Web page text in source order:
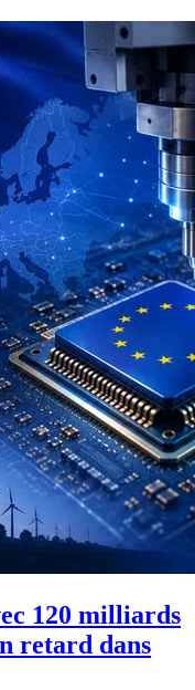
120 milliards
retard dans